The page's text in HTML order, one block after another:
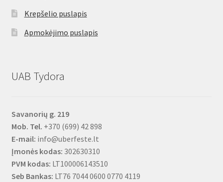
Krepšelio puslapis
Apmokėjimo puslapis
UAB Tydora
Savanorių g. 219
Mob. Tel. +370 (699) 42 898
E-mail: info@uberfeste.lt
Įmonės kodas: 302630310
PVM kodas: LT100006143510
Seb Bankas: LT76 7044 0600 0770 4119